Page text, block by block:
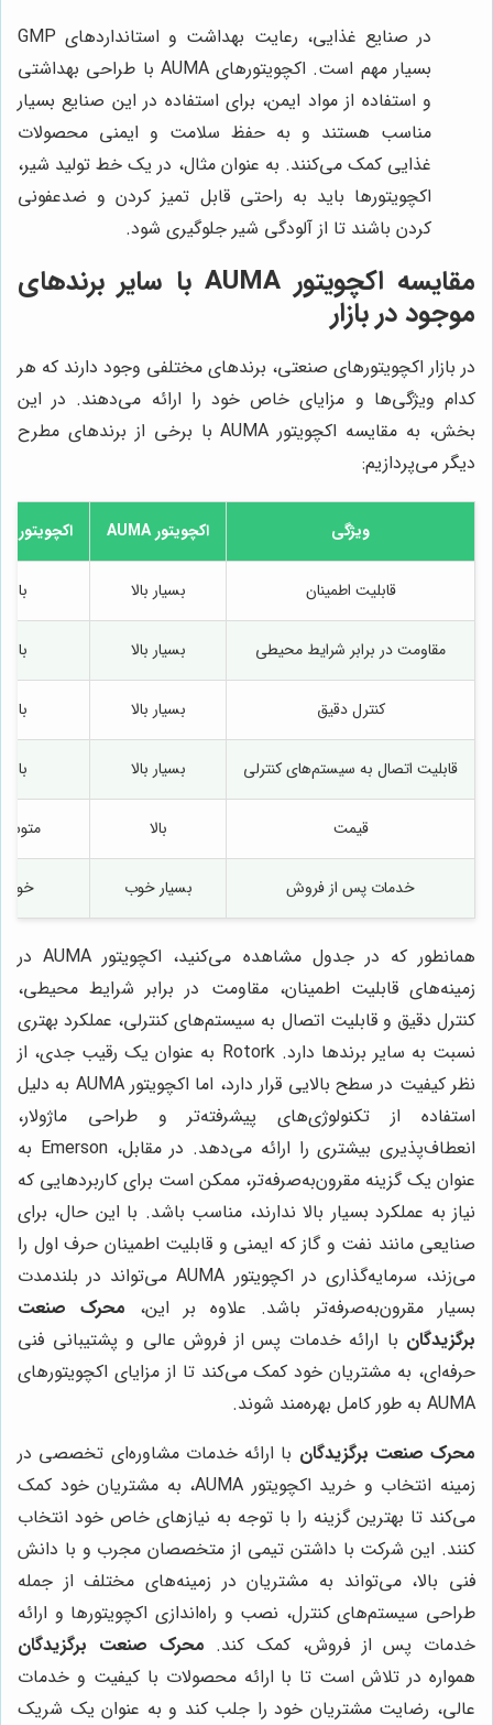
در صنایع غذایی، رعایت بهداشت و استانداردهای GMP
بسیار مهم است. اکچویتورهای AUMA با طراحی بهداشتی
و استفاده از مواد ایمن، برای استفاده در این صنایع بسیار
مناسب هستند و به حفظ سلامت و ایمنی محصولات
غذایی کمک می‌کنند. به عنوان مثال، در یک خط تولید شیر،
اکچویتورها باید به راحتی قابل تمیز کردن و ضدعفونی
کردن باشند تا از آلودگی شیر جلوگیری شود.
مقایسه اکچویتور AUMA با سایر برندهای
موجود در بازار
در بازار اکچویتورهای صنعتی، برندهای مختلفی وجود دارند که هر
کدام ویژگی‌ها و مزایای خاص خود را ارائه می‌دهند. در این
بخش، به مقایسه اکچویتور AUMA با برخی از برندهای مطرح
دیگر می‌پردازیم:
ویژگی اکچویتور AUMA اکچویتور Rotork
قابلیت اطمینان بسیار بالا بالا
مقاومت در برابر شرایط محیطی بسیار بالا بالا
کنترل دقیق بسیار بالا بالا
قابلیت اتصال به سیستم‌های کنترلی بسیار بالا بالا
قیمت بالا
خدمات پس از فروش بسیار خوب خوب
همانطور که در جدول مشاهده می‌کنید، اکچویتور AUMA در
زمینه‌های قابلیت اطمینان، مقاومت در برابر شرایط محیطی،
کنترل دقیق و قابلیت اتصال به سیستم‌های کنترلی، عملکرد بهتری
نسبت به سایر برندها دارد. Rotork به عنوان یک رقیب جدی، از
نظر کیفیت در سطح بالایی قرار دارد، اما اکچویتور AUMA به دلیل
استفاده از تکنولوژی‌های پیشرفته‌تر و طراحی ماژولار،
انعطاف‌پذیری بیشتری را ارائه می‌دهد. در مقابل، Emerson به
عنوان یک گزینه مقرون‌به‌صرفه‌تر، ممکن است برای کاربردهایی که
نیاز به عملکرد بسیار بالا ندارند، مناسب باشد. با این حال، برای
صنایعی مانند نفت و گاز که ایمنی و قابلیت اطمینان حرف اول را
می‌زند، سرمایه‌گذاری در اکچویتور AUMA می‌تواند در بلندمدت
بسیار مقرون‌به‌صرفه‌تر باشد. علاوه بر این، محرک صنعت
برگزیدگان با ارائه خدمات پس از فروش عالی و پشتیبانی فنی
حرفه‌ای، به مشتریان خود کمک می‌کند تا از مزایای اکچویتورهای
AUMA به طور کامل بهره‌مند شوند.
محرک صنعت برگزیدگان با ارائه خدمات مشاوره‌ای تخصصی در
زمینه انتخاب و خرید اکچویتور AUMA، به مشتریان خود کمک
می‌کند تا بهترین گزینه را با توجه به نیازهای خاص خود انتخاب
کنند. این شرکت با داشتن تیمی از متخصصان مجرب و با دانش
فنی بالا، می‌تواند به مشتریان در زمینه‌های مختلف از جمله
طراحی سیستم‌های کنترل، نصب و راه‌اندازی اکچویتورها و ارائه
خدمات پس از فروش، کمک کند. محرک صنعت برگزیدگان
همواره در تلاش است تا با ارائه محصولات با کیفیت و خدمات
عالی، رضایت مشتریان خود را جلب کند و به عنوان یک شریک